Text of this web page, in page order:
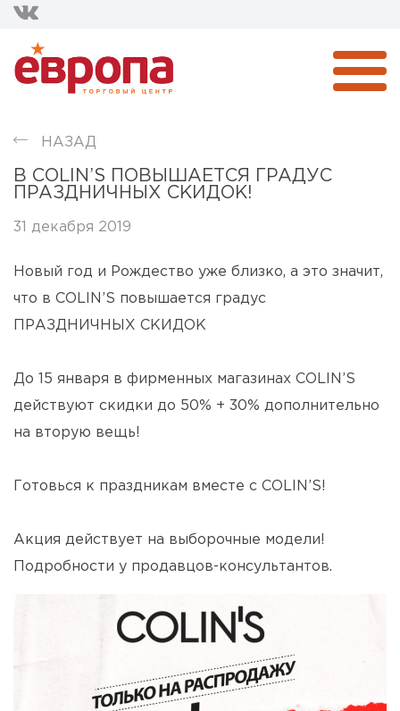
НАЗАД
В COLIN’S ПОВЫШАЕТСЯ ГРАДУС
ПРАЗДНИЧНЫХ СКИДОК!
31 декабря 2019
Новый год и Рождество уже близко, а это значит,
что в COLIN’S повышается градус
ПРАЗДНИЧНЫХ СКИДОК
До 15 января в фирменных магазинах COLIN’S
действуют скидки до 50% + 30% дополнительно
на вторую вещь!
Готовься к праздникам вместе с СOLIN’S!
Акция действует на выборочные модели!
Подробности у продавцов-консультантов.